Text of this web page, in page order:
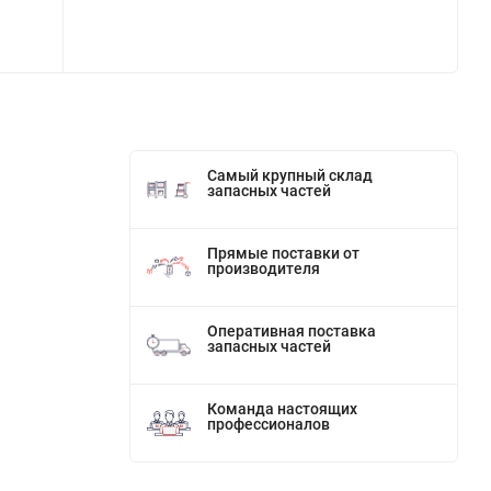
Самый крупный склад
запасных частей
Прямые поставки от
производителя
Оперативная поставка
запасных частей
Команда настоящих
профессионалов